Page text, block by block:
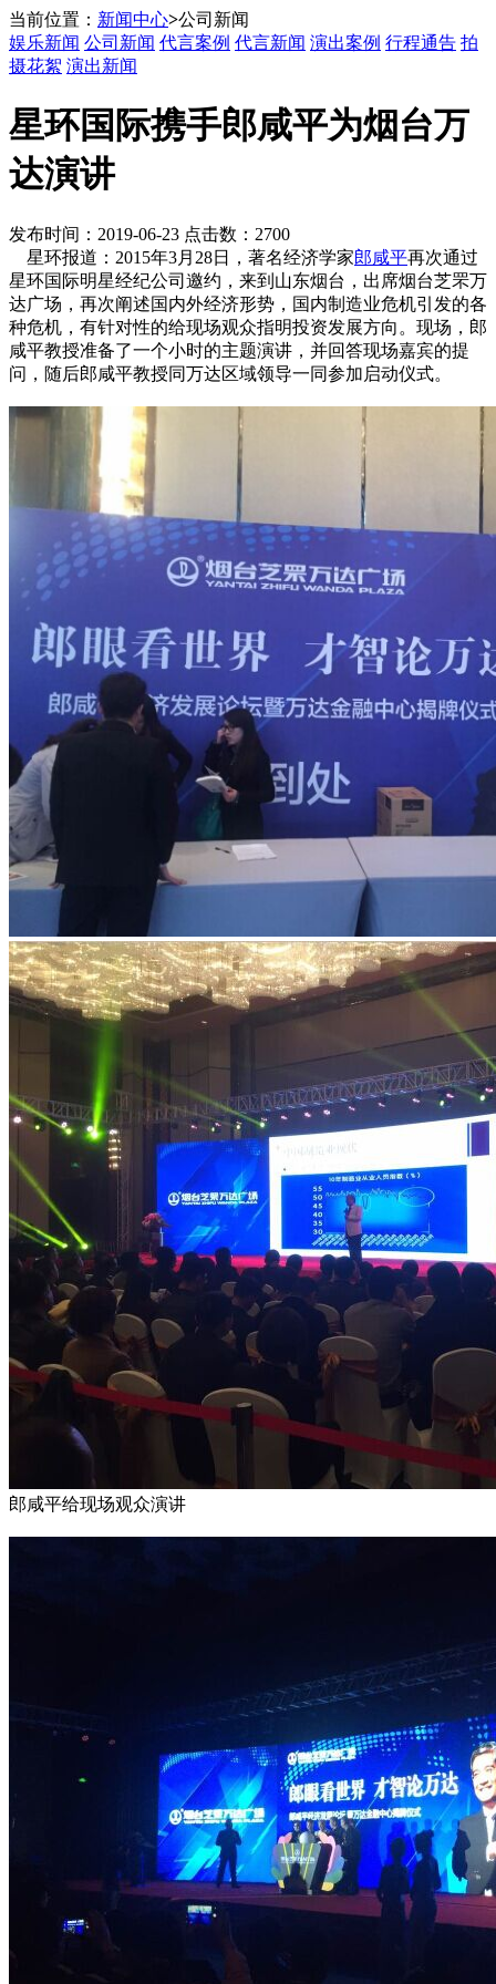
当前位置： 新闻中心>公司新闻
娱乐新闻 公司新闻 代言案例 代言新闻 演出案例 行程通告 拍
摄花絮 演出新闻
星环国际携手郎咸平为烟台万
达演讲
发布时间：2019-06-23 点击数：2700
星环报道：2015年3月28日，著名经济学家郎咸平再次通过
星环国际明星经纪公司邀约，来到山东烟台，出席烟台芝罘万
达广场，再次阐述国内外经济形势，国内制造业危机引发的各
种危机，有针对性的给现场观众指明投资发展方向。现场，郎
咸平教授准备了一个小时的主题演讲，并回答现场嘉宾的提
问，随后郎咸平教授同万达区域领导一同参加启动仪式。
郎咸平给现场观众演讲